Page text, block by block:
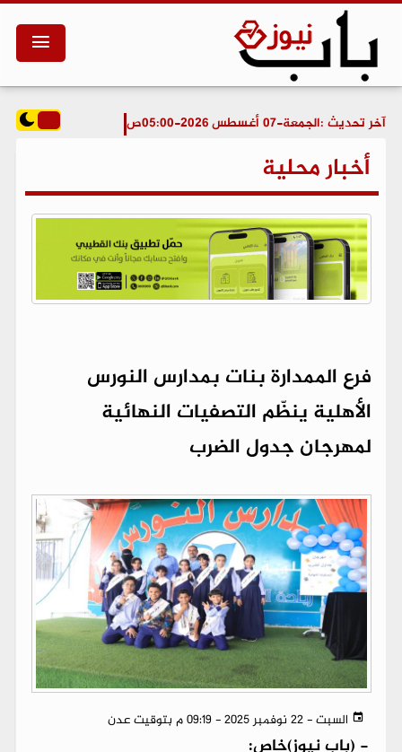
آخر تحديث :الجمعة-07 أغسطس 2026-05:00ص
أخبار محلية
فرع الممدارة بنات بمدارس النورس
الأهلية ينظّم التصفيات النهائية
لمهرجان جدول الضرب
السبت - 22 نوفمبر 2025 - 09:19 م بتوقيت عدن